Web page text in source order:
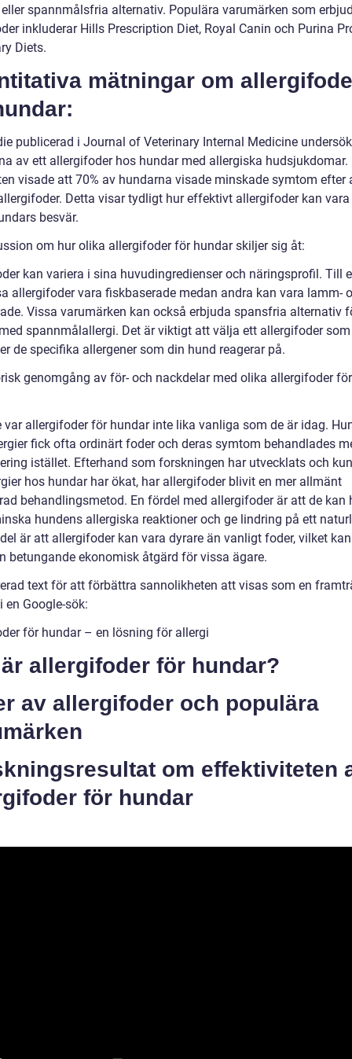
spannmålsfria alternativ. Populära varumärken som
inkluderar Hills Prescription Diet, Royal Canin och Purina
Diets.
mätningar om
publicerad i Journal of Veterinary Internal Medicine
av ett allergifoder hos hundar med allergiska hudsjukdomar.
visade att 70% av hundarna visade minskade symtom efter
Detta visar tydligt hur effektivt allergifoder kan
besvär.
om hur olika allergifoder för hundar skiljer sig åt:
kan variera i sina huvudingredienser och näringsprofil. Till
allergifoder vara fiskbaserade medan andra kan vara lamm-
Vissa varumärken kan också erbjuda spansfria alternativ
spannmålallergi. Det är viktigt att välja ett allergifoder
de specifika allergener som din hund reagerar på.
genomgång av för- och nackdelar med olika allergifoder för
var allergifoder för hundar inte lika vanliga som de är idag.
fick ofta ordinärt foder och deras symtom behandlades
istället. Efterhand som forskningen har utvecklats och
hos hundar har ökat, har allergifoder blivit en mer allmänt
behandlingsmetod. En fördel med allergifoder är att de kan
hundens allergiska reaktioner och ge lindring på ett
är att allergifoder kan vara dyrare än vanligt foder, vilket
betungande ekonomisk åtgärd för vissa ägare.
text för att förbättra sannolikheten att visas som en
en Google-sök:
för hundar – en lösning för allergi
allergifoder för hundar?
av allergifoder och populära
om effektiviteten
för hundar